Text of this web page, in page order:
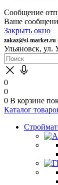
Сообщение
Ваше
Закрыть окно
zakaz@si-market.ru
Ульяновск, ул.
0
0
0 В корзине
Каталог